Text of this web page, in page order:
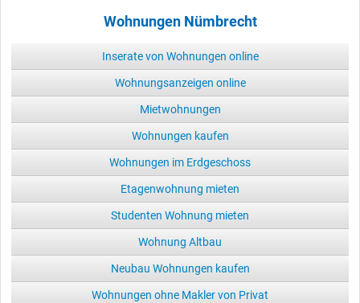
Wohnungen Nümbrecht
Inserate von Wohnungen online
Wohnungsanzeigen online
Mietwohnungen
Wohnungen kaufen
Wohnungen im Erdgeschoss
Etagenwohnung mieten
Studenten Wohnung mieten
Wohnung Altbau
Neubau Wohnungen kaufen
Wohnungen ohne Makler von Privat